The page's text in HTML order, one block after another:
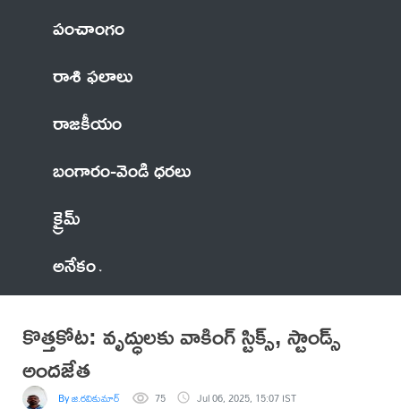
పంచాంగం
రాశి ఫలాలు
రాజకీయం
బంగారం-వెండి ధరలు
క్రైమ్
అనేకం
కొత్తకోట: వృద్ధులకు వాకింగ్ స్టిక్స్, స్టాండ్స్
అందజేత
By జి.రవికుమార్ 75 Jul 06, 2025, 15:07 IST